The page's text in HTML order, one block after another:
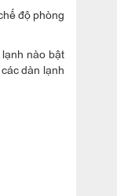
độ phòng
nào bật
dàn lạnh